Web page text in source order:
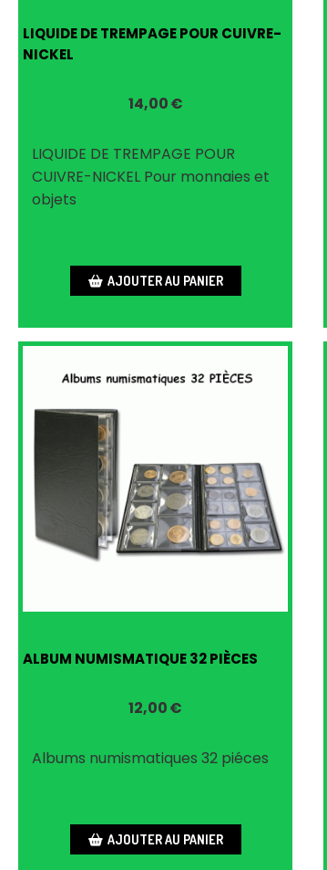
LIQUIDE DE TREMPAGE POUR CUIVRE-
NICKEL
14,00€
LIQUIDE DE TREMPAGE POUR
CUIVRE-NICKEL Pour monnaies et
objets
AJOUTER AU PANIER
ALBUM NUMISMATIQUE 32 PIÈCES
12,00€
Albums numismatiques 32 piéces
AJOUTER AU PANIER